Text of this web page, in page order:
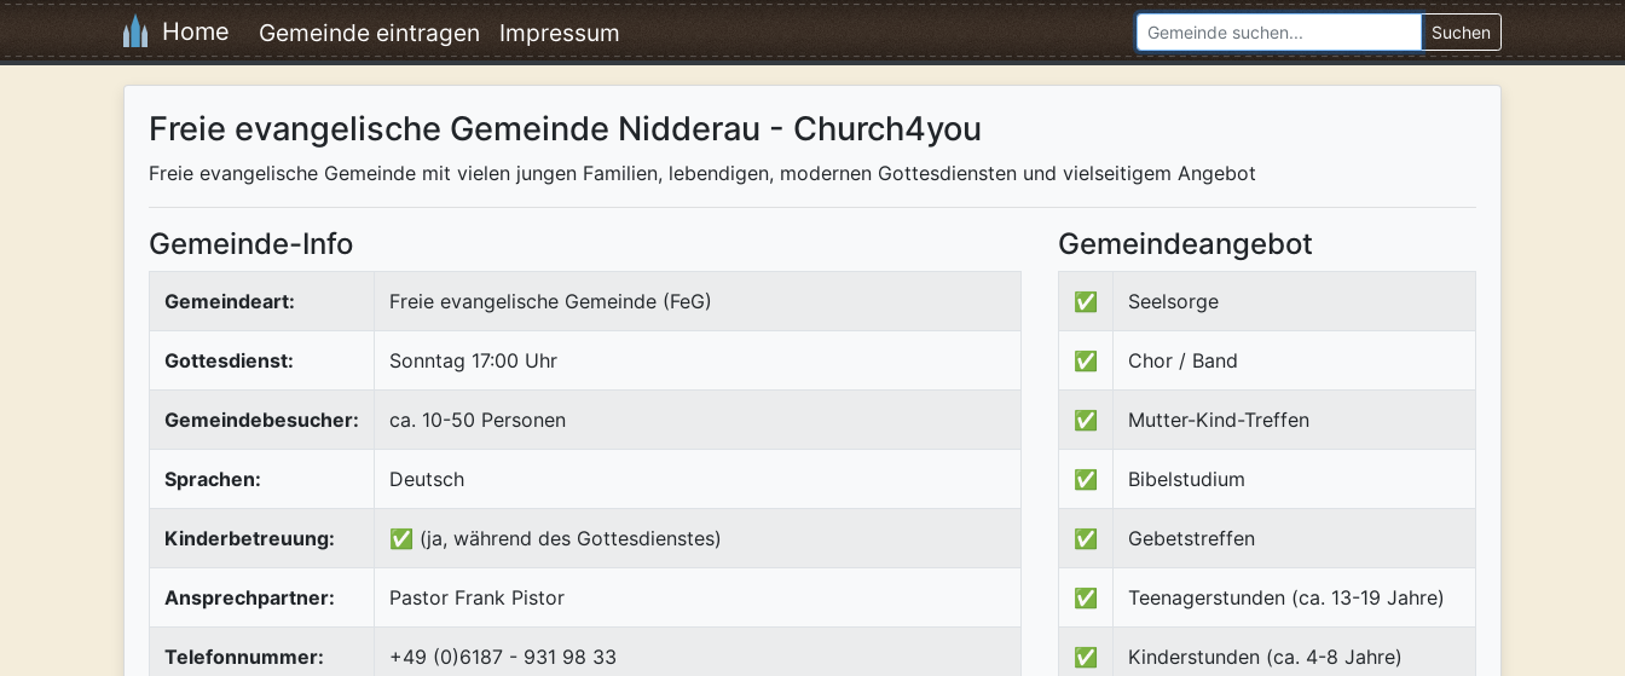
Home Gemeinde eintragen Impressum Suchen
Freie evangelische Gemeinde Nidderau - Church4you
Freie evangelische Gemeinde mit vielen jungen Familien, lebendigen, modernen Gottesdiensten und vielseitigem Angebot
Gemeinde-Info
Gemeindeart: Freie evangelische Gemeinde (FeG)
Gottesdienst: Sonntag 17:00 Uhr
Gemeindebesucher: ca. 10-50 Personen
Sprachen: Deutsch
Kinderbetreuung: ✅ (ja, während des Gottesdienstes)
Ansprechpartner: Pastor Frank Pistor
Telefonnummer: +49 (0)6187 - 931 98 33
Gemeindeangebot
✅ Seelsorge
✅ Chor / Band
✅ Mutter-Kind-Treffen
✅ Bibelstudium
✅ Gebetstreffen
✅ Teenagerstunden (ca. 13-19 Jahre)
✅ Kinderstunden (ca. 4-8 Jahre)